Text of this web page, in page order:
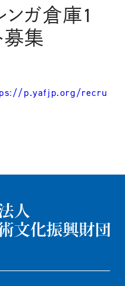
ンガ倉庫1
募集
p.yafjp.org/recru